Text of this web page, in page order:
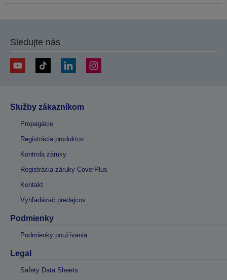
Sledujte nás
Služby zákazníkom
Propagácie
Registrácia produktov
Kontrola záruky
Registrácia záruky CoverPlus
Kontakt
Vyhľadávač predajcov
Podmienky
Podmienky používania
Legal
Safety Data Sheets